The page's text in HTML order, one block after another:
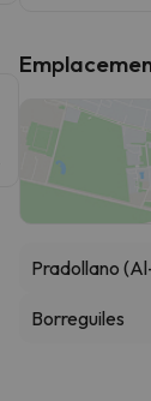
Pradollano
Borreguiles